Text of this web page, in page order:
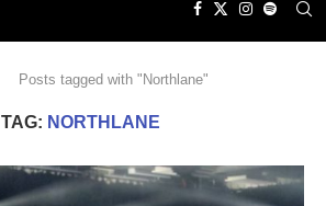
Posts tagged with "Northlane"
TAG: NORTHLANE